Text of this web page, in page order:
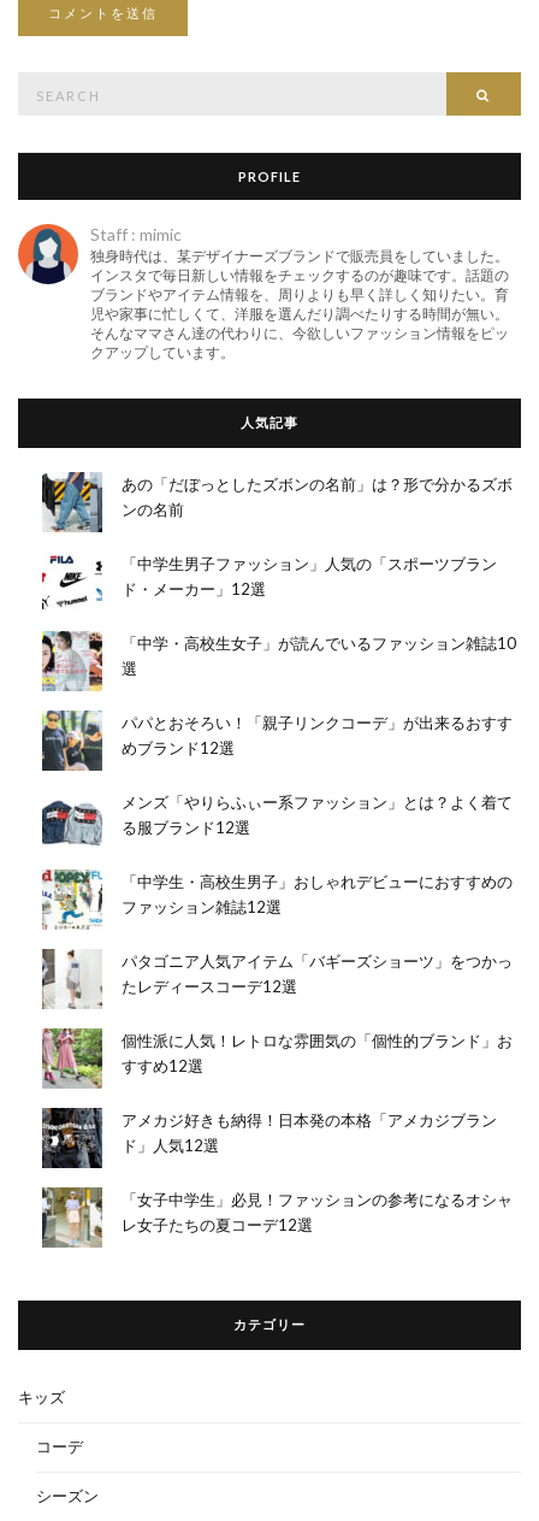
PROFILE
Staff : mimic
独身時代は、某デザイナーズブランドで販売員をしていました。
インスタで毎日新しい情報をチェックするのが趣味です。話題の
ブランドやアイテム情報を、周りよりも早く詳しく知りたい。育
児や家事に忙しくて、洋服を選んだり調べたりする時間が無い。
そんなママさん達の代わりに、今欲しいファッション情報をピッ
クアップしています。
人気記事
あの「だぼっとしたズボンの名前」は？形で分かるズボ
ンの名前
「中学生男子ファッション」人気の「スポーツブラン
ド・メーカー」12選
「中学・高校生女子」が読んでいるファッション雑誌10
選
パパとおそろい！「親子リンクコーデ」が出来るおすす
めブランド12選
メンズ「やりらふぃー系ファッション」とは？よく着て
る服ブランド12選
「中学生・高校生男子」おしゃれデビューにおすすめの
ファッション雑誌12選
パタゴニア人気アイテム「バギーズショーツ」をつかっ
たレディースコーデ12選
個性派に人気！レトロな雰囲気の「個性的ブランド」お
すすめ12選
アメカジ好きも納得！日本発の本格「アメカジブラン
ド」人気12選
「女子中学生」必見！ファッションの参考になるオシャ
レ女子たちの夏コーデ12選
カテゴリー
キッズ
コーデ
シーズン